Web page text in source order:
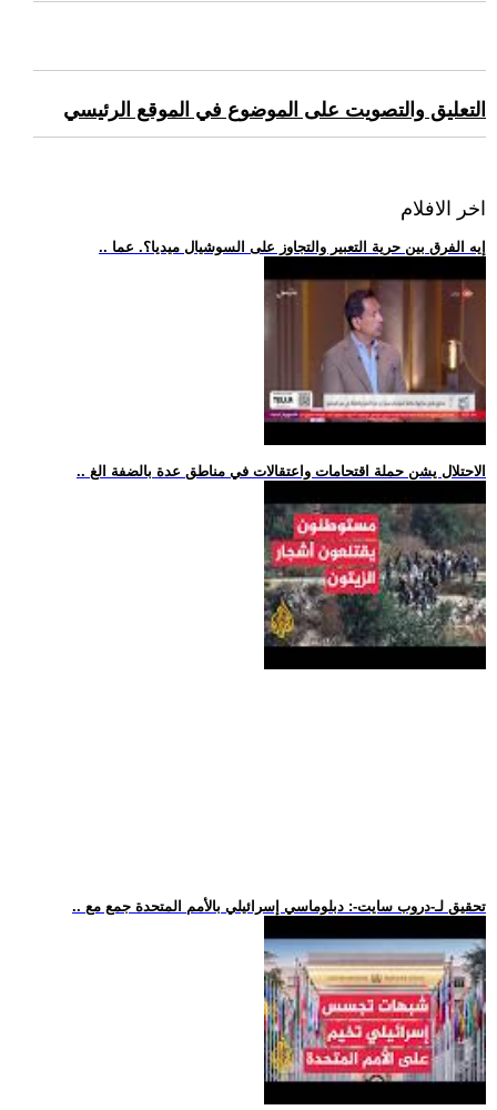
التعليق والتصويت على الموضوع في الموقع الرئيسي
اخر الافلام
.. إيه الفرق بين حرية التعبير والتجاوز على السوشيال ميديا؟. عما
.. الاحتلال يشن حملة اقتحامات واعتقالات في مناطق عدة بالضفة الغ
.. تحقيق لـ-دروب سايت-: دبلوماسي إسرائيلي بالأمم المتحدة جمع مع